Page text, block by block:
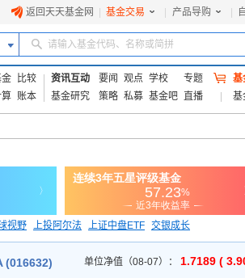
返回天天基金网 基金交易 产品导购
请输入基金代码、名称或简拼
金
比较
算 账本
资讯互动 要闻 观点 学校
专题
基金研究
策略 私募 基金吧 直播
基
基
视野 上投阿尔法 上证中盘ETF 交银成长
(016632) 单位净值（08-07）： 1.7189 (